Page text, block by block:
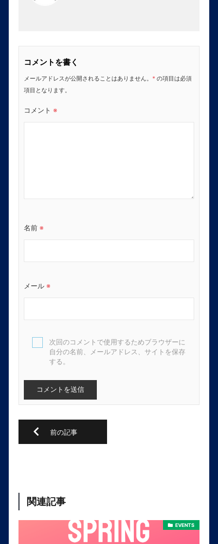
コメントを書く
メールアドレスが公開されることはありません。 * の項目は必須
項目となります。
コメント ※
名前 ※
メール ※
次回のコメントで使用するためブラウザーに
自分の名前、メールアドレス、サイトを保存
する。
関連記事
EVENTS